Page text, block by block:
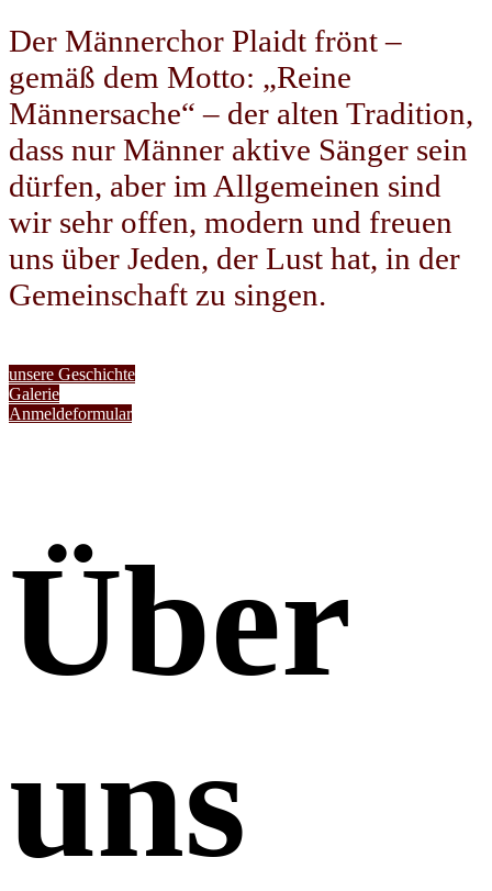
Der Männerchor Plaidt frönt –
gemäß dem Motto: „Reine
Männersache“ – der alten Tradition,
dass nur Männer aktive Sänger sein
dürfen, aber im Allgemeinen sind
wir sehr offen, modern und freuen
uns über Jeden, der Lust hat, in der
Gemeinschaft zu singen.
unsere Geschichte
Galerie
Anmeldeformular
Über
uns